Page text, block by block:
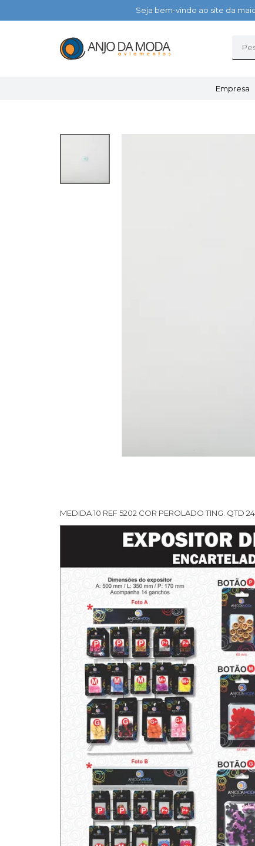
Seja bem-vindo ao site da
Empresa
MEDIDA 10 REF 5202 COR PEROLADO TING. QTD